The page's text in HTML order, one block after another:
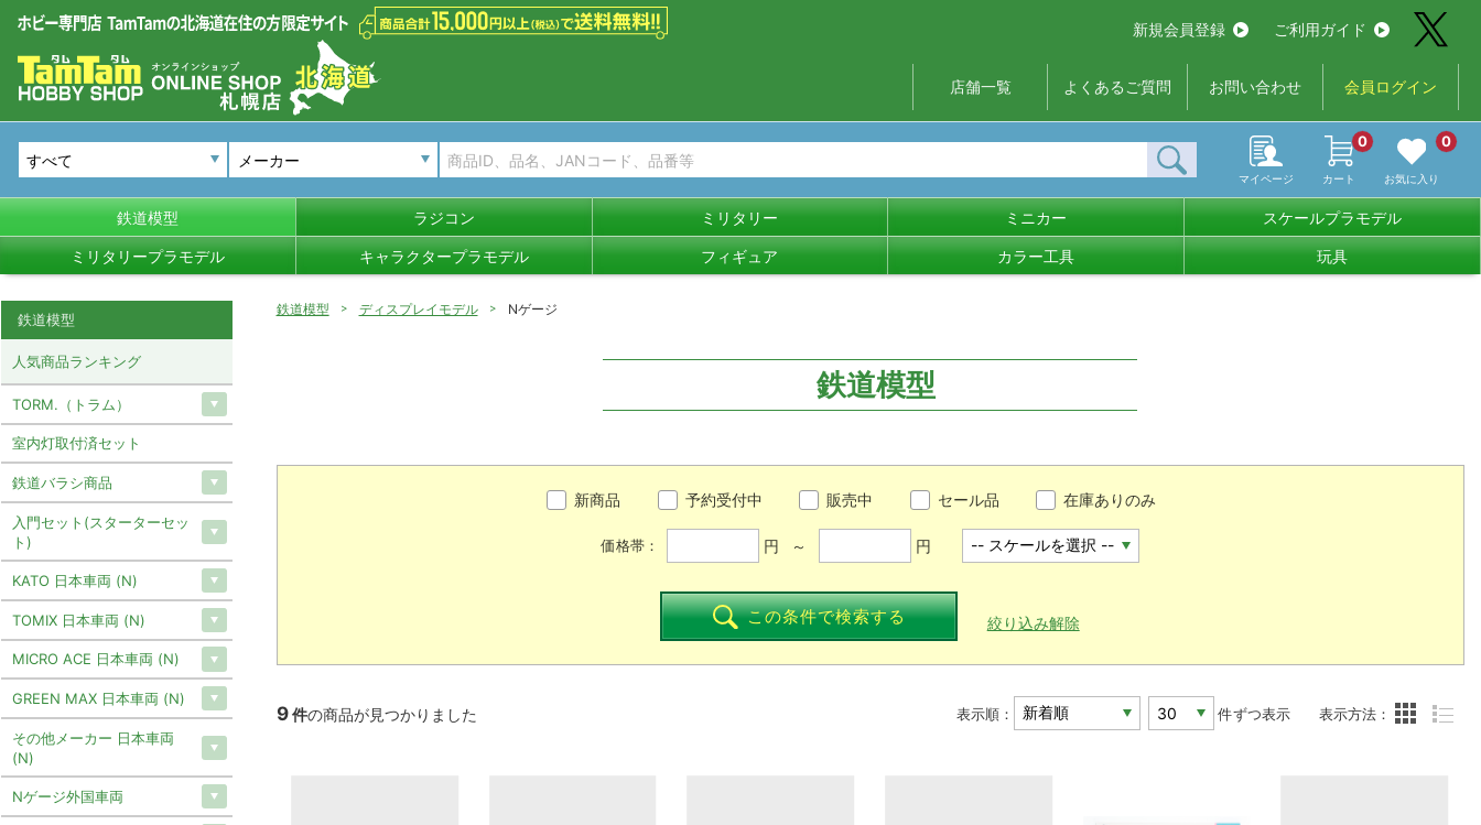
新規会員登録 ご利用ガイド
店舗一覧 よくあるご質問 お問い合わせ 会員ログイン
メーカー
マイページ カート
0
お気に入り
0
鉄道模型 ラジコン ミリタリー ミニカー スケールプラモデル
ミリタリープラモデル キャラクタープラモデル フィギュア カラー工具 玩具
鉄道模型 ディスプレイモデル Nゲージ
鉄道模型
新商品 予約受付中 販売中 セール品 在庫ありのみ
価格帯： 円 ～ 円
この条件で検索する 絞り込み解除
9件の商品が見つかりました 表示順： 件ずつ表示 表示方法：
鉄道模型
人気商品ランキング
TORM.（トラム）
室内灯取付済セット
鉄道バラシ商品
入門セット(スターターセッ
ト)
KATO 日本車両 (N)
TOMIX 日本車両 (N)
MICRO ACE 日本車両 (N)
GREEN MAX 日本車両 (N)
その他メーカー 日本車両
(N)
Nゲージ外国車両